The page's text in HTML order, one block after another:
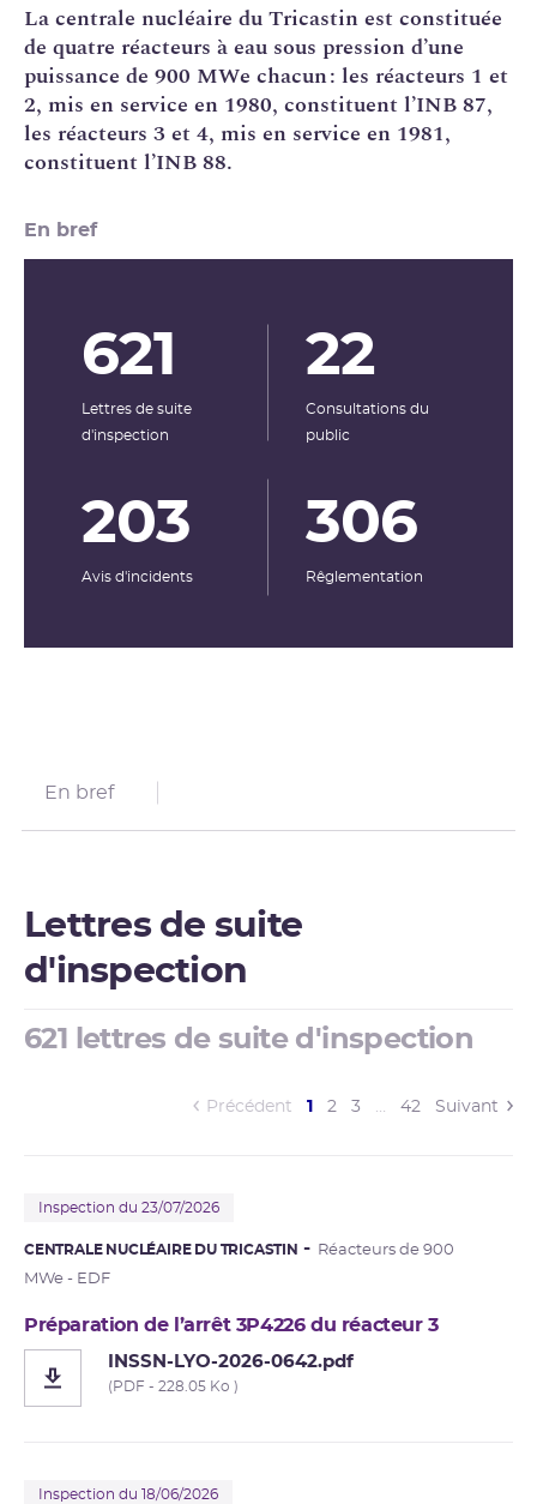
Lacentrale nucléaire du Tricastin est constituée
de quatre réacteurs à eau sous pression d’une
puissance de 900 MWe chacun : les réacteurs 1 et
2, mis en service en 1980, constituent l’INB87,
les réacteurs 3 et 4, mis en service en 1981,
constituent l’INB 88.
En bref
621
Lettres de suite
d'inspection
22
Consultations du
public
203
Avis d'incidents
306
Rêglementation
En bref
Lettres de suite
d'inspection
621 lettres de suite d'inspection
Précédent 1 (current)
2 3 … 42 Suivant
Inspection du 23/07/2026
CENTRALE NUCLÉAIRE DU TRICASTIN
Réacteurs de 900
MWe - EDF
Préparation de l’arrêt 3P4226 du réacteur 3
INSSN-LYO-2026-0642.pdf
(PDF - 228.05 Ko )
Inspection du 18/06/2026